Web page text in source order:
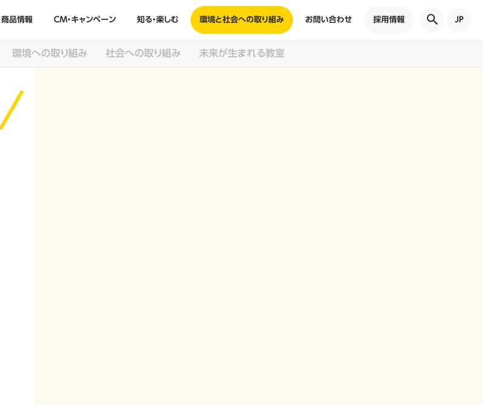
商品情報 CM・キャンペーン 知る・楽しむ 環境と社会への取り組み お問い合わせ 採用情報 JP
環境への取り組み 社会への取り組み 未来が生まれる教室